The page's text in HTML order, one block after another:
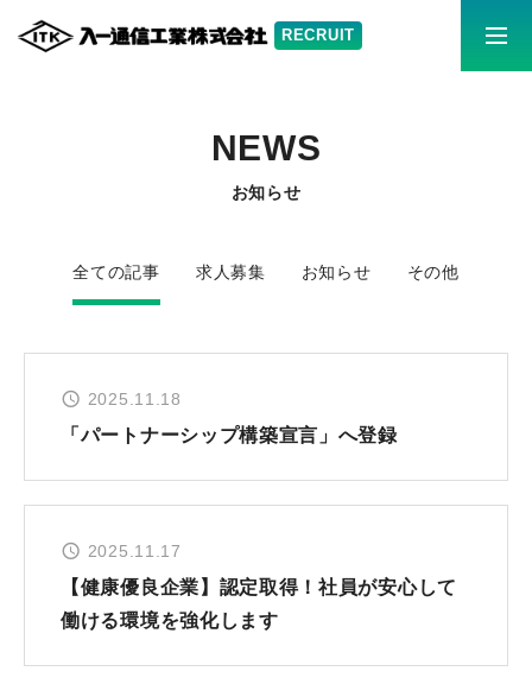
イリイチの仕事
社員紹介
エントリー
コーポレートサイト
NEWS
お知らせ
全ての記事 求人募集 お知らせ その他
2025.11.18
「パートナーシップ構築宣言」へ登録
2025.11.17
【健康優良企業】認定取得！社員が安心して
働ける環境を強化します